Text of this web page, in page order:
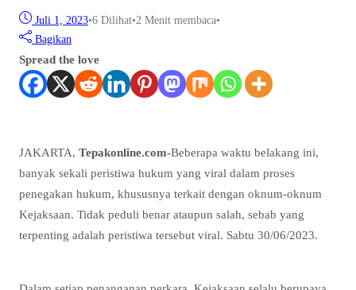
Juli 1, 2023•6 Dilihat•2 Menit membaca•
Bagikan
Spread the love
JAKARTA, Tepakonline.com-Beberapa waktu belakang ini,
banyak sekali peristiwa hukum yang viral dalam proses
penegakan hukum, khususnya terkait dengan oknum-oknum
Kejaksaan. Tidak peduli benar ataupun salah, sebab yang
terpenting adalah peristiwa tersebut viral. Sabtu 30/06/2023.